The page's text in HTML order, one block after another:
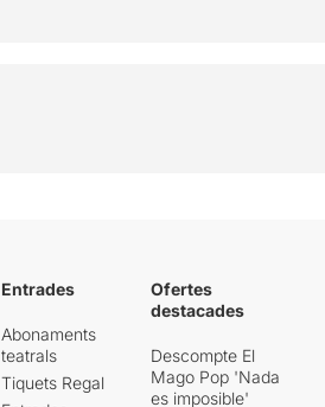
Entrades
Abonaments
teatrals
Tiquets Regal
Ofertes
destacades
Descompte El
Mago Pop 'Nada
es imposible'